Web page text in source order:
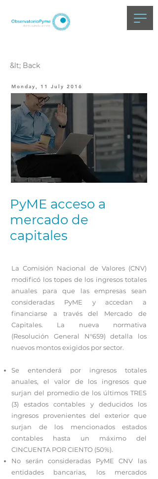
&lt; Back
Monday, 11 July 2016
PyME acceso a
mercado de
capitales
La Comisión Nacional de Valores (CNV)
modificó los topes de los ingresos totales
anuales para que las empresas sean
consideradas PyME y accedan a
financiarse a través del Mercado de
Capitales. La nueva normativa
(Resolución General N°659) detalla los
nuevos montos exigidos por sector.
Se entenderá por ingresos totales
anuales, el valor de los ingresos que
surjan del promedio de los últimos TRES
(3) estados contables y deducidos los
ingresos provenientes del exterior que
surjan de los mencionados estados
contables hasta un máximo del
CINCUENTA POR CIENTO (50%).
No serán consideradas PyME CNV las
entidades bancarias, los mercados